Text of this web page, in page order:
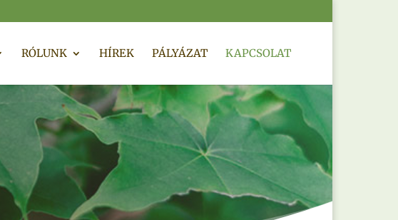
RÓLUNK HÍREK PÁLYÁZAT KAPCSOLAT